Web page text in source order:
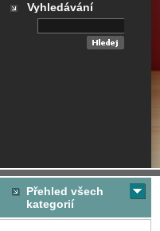
Přehled všech
kategorií
Vyhledávání